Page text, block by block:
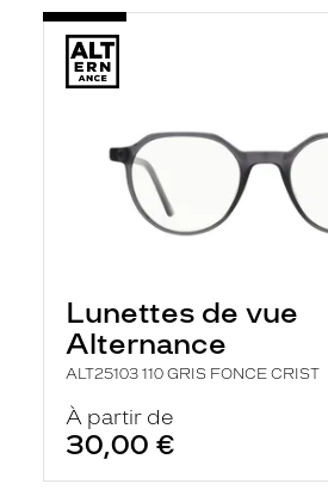
Lunettes de vue
Alternance
ALT25103 110 GRIS FONCE CRIST
À partir de
30,00 €